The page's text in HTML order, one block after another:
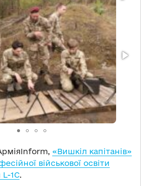
«Вишкіл капітанів»
військової освіти
L-1C.